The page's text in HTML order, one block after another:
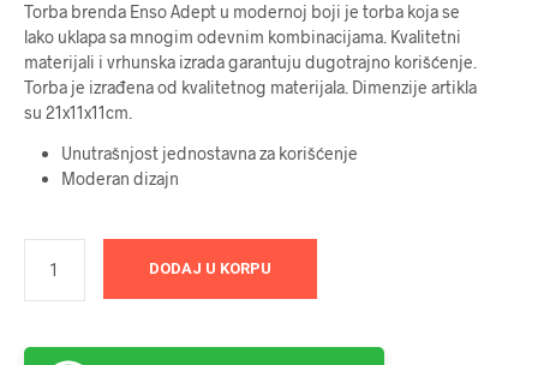
Torba brenda Enso Adept u modernoj boji je torba koja se
lako uklapa sa mnogim odevnim kombinacijama. Kvalitetni
materijali i vrhunska izrada garantuju dugotrajno korišćenje.
Torba je izrađena od kvalitetnog materijala. Dimenzije artikla
su 21x11x11cm.
Unutrašnjost jednostavna za korišćenje
Moderan dizajn
DODAJ U KORPU